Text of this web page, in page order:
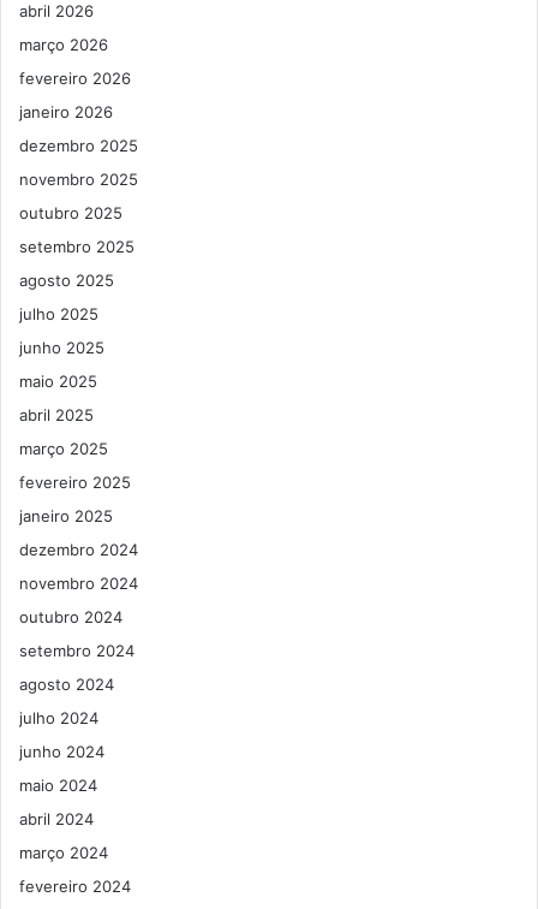
abril 2026
março 2026
fevereiro 2026
janeiro 2026
dezembro 2025
novembro 2025
outubro 2025
setembro 2025
agosto 2025
julho 2025
junho 2025
maio 2025
abril 2025
março 2025
fevereiro 2025
janeiro 2025
dezembro 2024
novembro 2024
outubro 2024
setembro 2024
agosto 2024
julho 2024
junho 2024
maio 2024
abril 2024
março 2024
fevereiro 2024